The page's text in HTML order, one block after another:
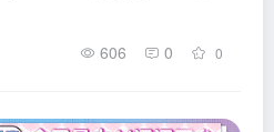
606 0 0